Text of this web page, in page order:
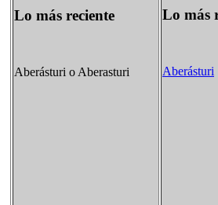
Lo más reciente
Aberásturi o Aberasturi
Lo más
Aberásturi